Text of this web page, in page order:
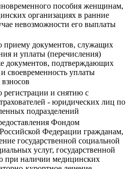
пособия женщинам,
организациях в ранние
невозможности его выплаты
приему документов, служащих
и уплаты (перечисления)
документов, подтверждающих
своевременность уплаты
регистрации и снятию с
- юридических лиц по
подразделений
Фондом
Федерации гражданам,
государственной социальной
услуг, государственной
при наличии медицинских